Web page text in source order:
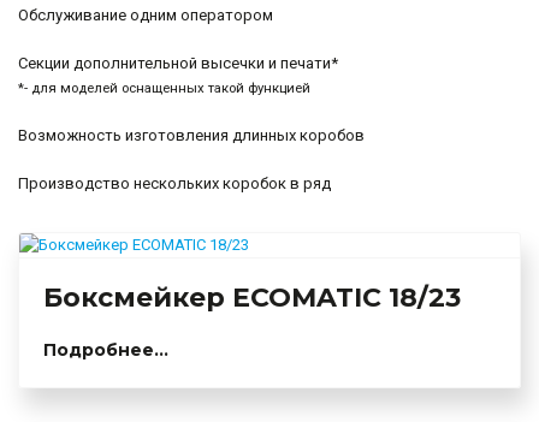
Обслуживание одним оператором
Секции дополнительной высечки и печати*
*- для моделей оснащенных такой функцией
Возможность изготовления длинных коробов
Производство нескольких коробок в ряд
Боксмейкер ECOMATIC 18/23
Подробнее...